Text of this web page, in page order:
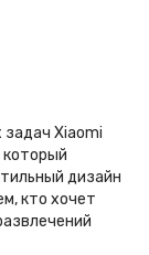
Xiaomi
который
дизайн
кто хочет